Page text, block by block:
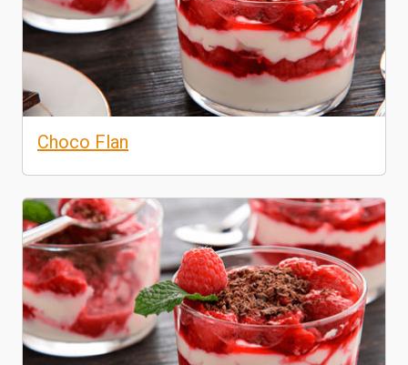
Choco Flan